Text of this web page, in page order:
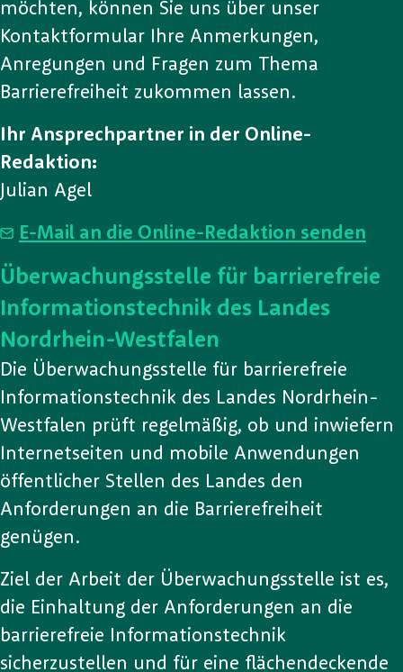
möchten, können Sie uns über unser
Kontaktformular Ihre Anmerkungen,
Anregungen und Fragen zum Thema
Barrierefreiheit zukommen lassen.
Ihr Ansprechpartner in der Online-
Redaktion:
Julian Agel
E-Mail an die Online-Redaktion senden
Überwachungsstelle für barrierefreie
Informationstechnik des Landes
Nordrhein-Westfalen
Die Überwachungsstelle für barrierefreie
Informationstechnik des Landes Nordrhein-
Westfalen prüft regelmäßig, ob und inwiefern
Internetseiten und mobile Anwendungen
öffentlicher Stellen des Landes den
Anforderungen an die Barrierefreiheit
genügen.
Ziel der Arbeit der Überwachungsstelle ist es,
die Einhaltung der Anforderungen an die
barrierefreie Informationstechnik
sicherzustellen und für eine flächendeckende